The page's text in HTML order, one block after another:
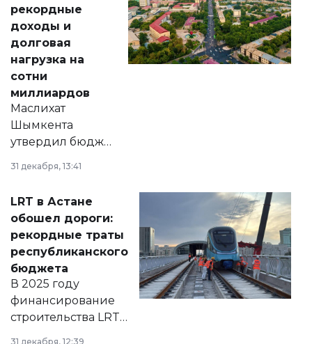
рекордные
доходы и
долговая
нагрузка на
сотни
миллиардов
Маслихат
Шымкента
утвердил бюджет
города на 2026–
2028 годы.
документ
появился в базе
нормативных
правовых актов и
на сайте маслихат
города.
31 декабря, 13:41
LRT в Астане
обошел дороги:
рекордные траты
республиканского
бюджета
В 2025 году
финансирование
строительства LRT
в Астане из
31 декабря, 12:39